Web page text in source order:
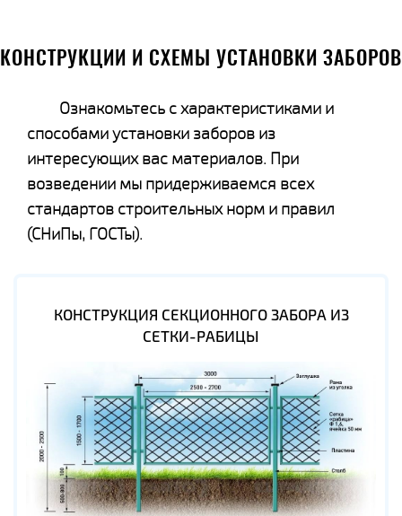
КОНСТРУКЦИИ И СХЕМЫ УСТАНОВКИ ЗАБОРОВ
Ознакомьтесь с характеристиками и
способами установки заборов из
интересующих вас материалов. При
возведении мы придерживаемся всех
стандартов строительных норм и правил
(СНиПы, ГОСТы).
КОНСТРУКЦИЯ СЕКЦИОННОГО ЗАБОРА ИЗ
СЕТКИ-РАБИЦЫ